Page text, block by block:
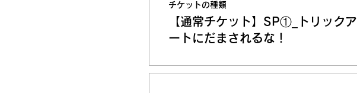
チケットの種類
【通常チケット】SP①_トリックア
ートにだまされるな！